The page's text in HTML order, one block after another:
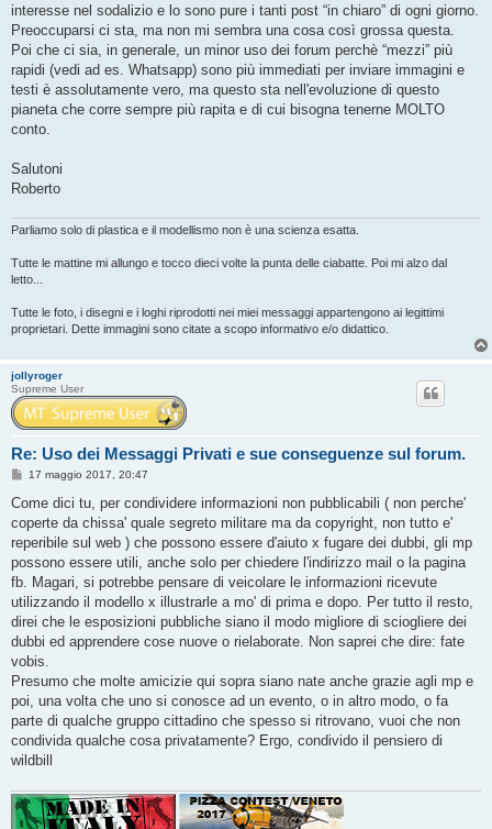
interesse nel sodalizio e lo sono pure i tanti post “in chiaro” di ogni giorno.
Preoccuparsi ci sta, ma non mi sembra una cosa così grossa questa.
Poi che ci sia, in generale, un minor uso dei forum perchè “mezzi” più
rapidi (vedi ad es. Whatsapp) sono più immediati per inviare immagini e
testi è assolutamente vero, ma questo sta nell'evoluzione di questo
pianeta che corre sempre più rapita e di cui bisogna tenerne MOLTO
conto.
Salutoni
Roberto
Parliamo solo di plastica e il modellismo non è una scienza esatta.
Tutte le mattine mi allungo e tocco dieci volte la punta delle ciabatte. Poi mi alzo dal
letto...
Tutte le foto, i disegni e i loghi riprodotti nei miei messaggi appartengono ai legittimi
proprietari. Dette immagini sono citate a scopo informativo e/o didattico.
jollyroger
Supreme User
Re: Uso dei Messaggi Privati e sue conseguenze sul forum.
M
s
a
g
g
i
17 maggio 2017, 20:47
Come dici tu, per condividere informazioni non pubblicabili ( non perche'
coperte da chissa' quale segreto militare ma da copyright, non tutto e'
reperibile sul web ) che possono essere d'aiuto x fugare dei dubbi, gli mp
possono essere utili, anche solo per chiedere l'indirizzo mail o la pagina
fb. Magari, si potrebbe pensare di veicolare le informazioni ricevute
utilizzando il modello x illustrarle a mo' di prima e dopo. Per tutto il resto,
direi che le esposizioni pubbliche siano il modo migliore di sciogliere dei
dubbi ed apprendere cose nuove o rielaborate. Non saprei che dire: fate
vobis.
Presumo che molte amicizie qui sopra siano nate anche grazie agli mp e
poi, una volta che uno si conosce ad un evento, o in altro modo, o fa
parte di qualche gruppo cittadino che spesso si ritrovano, vuoi che non
condivida qualche cosa privatamente? Ergo, condivido il pensiero di
wildbill